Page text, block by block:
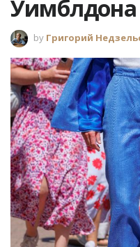
Уимблдона
by Григорий